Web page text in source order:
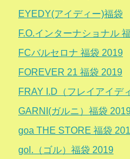
EYEDY(アイディー)福袋
F.O.インターナショナル
FCバルセロナ 福袋 2019
FOREVER 21 福袋 2019
FRAY I.D（フレイアイデ
GARNI(ガルニ）福袋
goa THE STORE 福袋
gol.（ゴル）福袋 2019